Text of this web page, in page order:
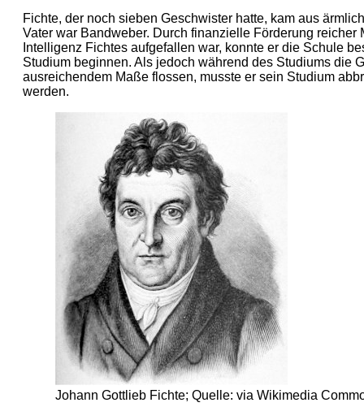
Fichte, der noch sieben Geschwister hatte, kam aus
Vater war Bandweber. Durch finanzielle Förderung reicher
Intelligenz Fichtes aufgefallen war, konnte er die Schule
Studium beginnen. Als jedoch während des Studiums die
ausreichendem Maße flossen, musste er sein Studium
werden.
Johann Gottlieb Fichte; Quelle: via Wikimedia